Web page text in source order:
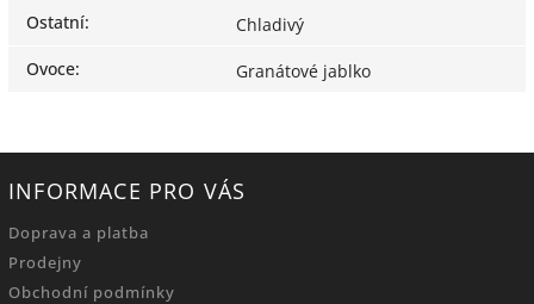
Ostatní:
Chladivý
Ovoce: Granátové jablko
INFORMACE PRO VÁS
Doprava a platba
Prodejny
Obchodní podmínky